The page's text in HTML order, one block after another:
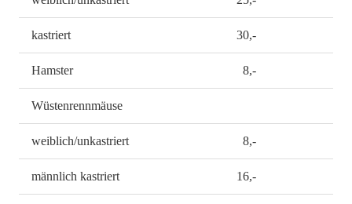
kastriert 30,-
Hamster 8,-
Wüstenrennmäuse
weiblich/unkastriert 8,-
männlich kastriert 16,-